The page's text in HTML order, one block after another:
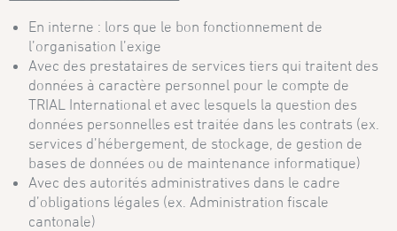
En interne : lors que le bon fonctionnement de
l’organisation l’exige
Avec des prestataires de services tiers qui traitent des
données à caractère personnel pour le compte de
TRIAL International et avec lesquels la question des
données personnelles est traitée dans les contrats (ex.
services d’hébergement, de stockage, de gestion de
bases de données ou de maintenance informatique)
Avec des autorités administratives dans le cadre
d’obligations légales (ex. Administration fiscale
cantonale)